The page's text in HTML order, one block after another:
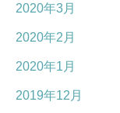
2020年3月
2020年2月
2020年1月
2019年12月